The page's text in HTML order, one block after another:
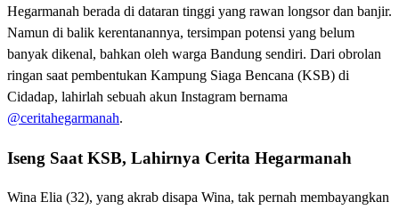
Hegarmanah berada di dataran tinggi yang rawan longsor dan banjir.
Namun di balik kerentanannya, tersimpan potensi yang belum
banyak dikenal, bahkan oleh warga Bandung sendiri. Dari obrolan
ringan saat pembentukan Kampung Siaga Bencana (KSB) di
Cidadap, lahirlah sebuah akun Instagram bernama
@ceritahegarmanah.
Iseng Saat KSB, Lahirnya Cerita Hegarmanah
Wina Elia (32), yang akrab disapa Wina, tak pernah membayangkan